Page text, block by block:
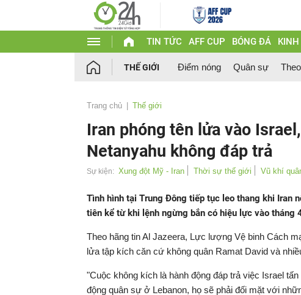
TIN TỨC AFF CUP BÓNG ĐÁ
THẾ GIỚI Điểm nóng Quân sự
Trang chủ Thế giới
Iran phóng tên lửa vào
Netanyahu không đáp trả
Sự kiện: Xung đột Mỹ - Iran Thời sự thế giới Vũ khí
Tình hình tại Trung Đông tiếp tục leo thang khi Iran
tiên kể từ khi lệnh ngừng bắn có hiệu lực vào tháng
Theo hãng tin Al Jazeera, Lực lượng Vệ binh Cách
lửa tập kích căn cứ không quân Ramat David và
"Cuộc không kích là hành động đáp trả việc Israel
động quân sự ở Lebanon, họ sẽ phải đối mặt với